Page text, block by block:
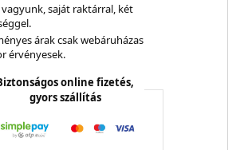
saját raktárral, két
árak csak webáruházas
érvényesek.
online fizetés,
gyors szállítás